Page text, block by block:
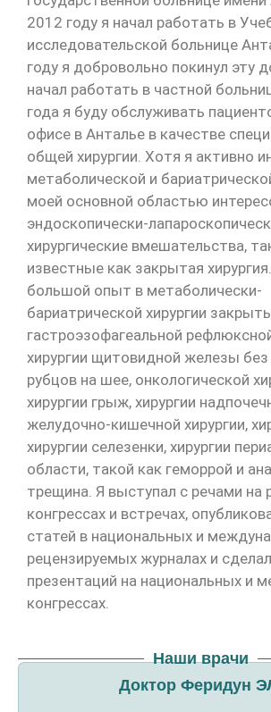
2012 году я начал работать в
исследовательской больнице
году я добровольно покинул эту
начал работать в частной
года я буду обслуживать
офисе в Анталье в качестве
общей хирургии. Хотя я активно
метаболической и
моей основной областью
эндоскопически-
хирургические вмешательства,
известные как закрытая
большой опыт в метаболически-
бариатрической хирургии
гастроэзофагеальной
хирургии щитовидной железы без
рубцов на шее, онкологической
хирургии грыж, хирургии
желудочно-кишечной хирургии,
хирургии селезенки, хирургии
области, такой как геморрой и
трещина. Я выступал с речами на
конгрессах и встречах,
статей в национальных и
рецензируемых журналах и
презентаций на национальных и
конгрессах.
Наши врачи
Доктор Феридун